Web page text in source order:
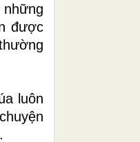
được
luôn